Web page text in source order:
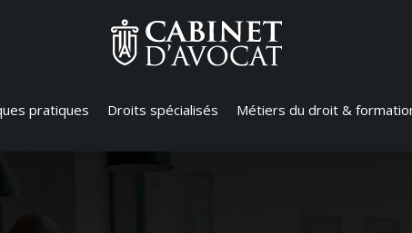
pratiques Droits spécialisés Métiers du droit &